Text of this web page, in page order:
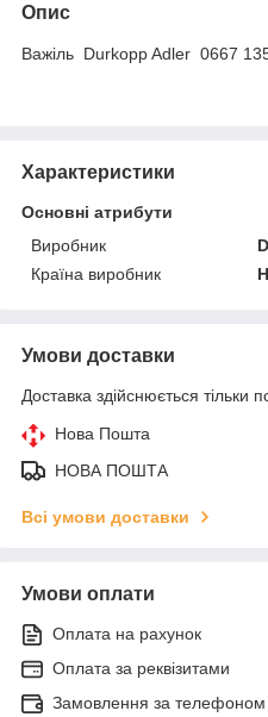
Опис
Важіль Durkopp Adler 0667
Характеристики
Основні атрибути
Виробник
Країна виробник
Умови доставки
Доставка здійснюється тільки
Нова Пошта
НОВА ПОШТА
Всі умови доставки
Умови оплати
Оплата на рахунок
Оплата за реквізитами
Замовлення за телефоном